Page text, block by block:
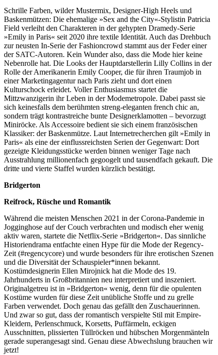
Schrille Farben, wilder Mustermix, Designer-High Heels und
Baskenmützen: Die ehemalige »Sex and the City«-Stylistin Patricia
Field verleiht den Charakteren in der gehypten Dramedy-Serie
»Emily in Paris« seit 2020 ihre textile Identität. Auch das Drehbuch
zur neusten In-Serie der Fashioncrowd stammt aus der Feder einer
der SATC-Autoren. Kein Wunder also, dass die Mode hier keine
Nebenrolle hat. Die Looks der Hauptdarstellerin Lilly Collins in der
Rolle der Amerikanerin Emily Cooper, die für ihren Traumjob in
einer Marketingagentur nach Paris zieht und dort einen
Kulturschock erleidet. Voller Enthusiasmus startet die
Mittzwanzigerin ihr Leben in der Modemetropole. Dabei passt sie
sich keinesfalls dem berühmten streng-eleganten french chic an,
sondern trägt kontrastreiche bunte Designerklamotten – bevorzugt
Miniröcke. Als Accessoire bedient sie sich einem französischen
Klassiker: der Baskenmütze. Laut Internetrecherchen gilt »Emily in
Paris« als eine der einflussreichsten Serien der Gegenwart: Dort
gezeigte Kleidungsstücke werden binnen weniger Tage nach
Ausstrahlung millionenfach gegoogelt und tausendfach gekauft. Die
dritte und vierte Staffel wurden kürzlich bestätigt.
Bridgerton
Reifrock, Rüsche und Romantik
Während die meisten Menschen 2021 in der Corona-Pandemie in
Jogginghose auf der Couch verbrachten und modisch eher wenig
aktiv waren, startete die Netflix-Serie »Bridgerton«. Das sinnliche
Historiendrama entfachte einen Hype für die Mode der Regency-
Zeit (#regencycore) und wurde besonders für ihre erotischen Szenen
und die Diversität der Schauspieler*innen bekannt.
Kostümdesignerin Ellen Mirojnick hat die Mode des 19.
Jahrhunderts in Großbritannien neu interpretiert und inszeniert.
Originalgetreu ist in »Bridgerton« wenig, denn für die opulenten
Kostüme wurden für diese Zeit unübliche Stoffe und zu grelle
Farben verwendet. Doch genau das gefällt den Zuschauerinnen.
Und zwar so gut, dass der romantisch verspielte Stil mit Empire-
Kleidern, Perlenschmuck, Korsetts, Puffärmeln, eckigen
Ausschnitten, plissierten Tüllröcken und hübschen Morgenmänteln
gerade superangesagt sind. Genau diese Abwechslung brauchen wir
jetzt!